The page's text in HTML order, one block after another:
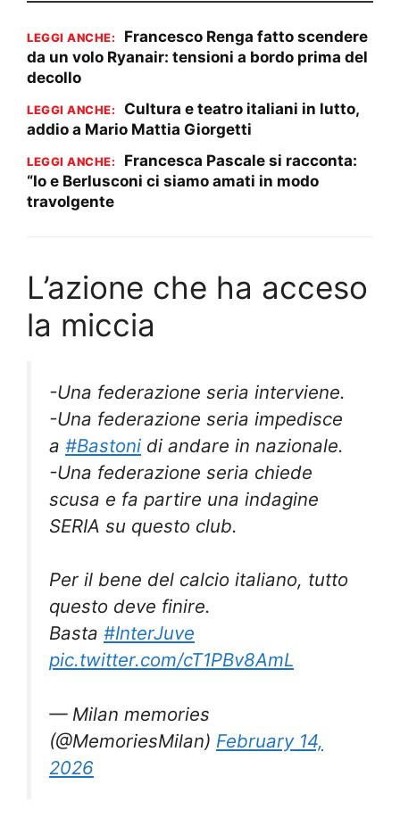
LEGGI ANCHE:
Francesco Renga fatto scendere
da un volo Ryanair: tensioni a bordo prima del
decollo
LEGGI ANCHE:
Cultura e teatro italiani in lutto,
addio a Mario Mattia Giorgetti
LEGGI ANCHE:
Francesca Pascale si racconta:
“Io e Berlusconi ci siamo amati in modo
travolgente
L’azione che ha acceso
la miccia
-Una federazione seria interviene.
-Una federazione seria impedisce
a #Bastoni di andare in nazionale.
-Una federazione seria chiede
scusa e fa partire una indagine
SERIA su questo club.
Per il bene del calcio italiano, tutto
questo deve finire.
Basta #InterJuve
pic.twitter.com/cT1PBv8AmL
— Milan memories
(@MemoriesMilan) February 14,
2026